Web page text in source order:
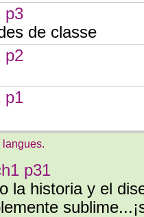
p3
de classe
p2
p1
langues.
p31
la historia y el